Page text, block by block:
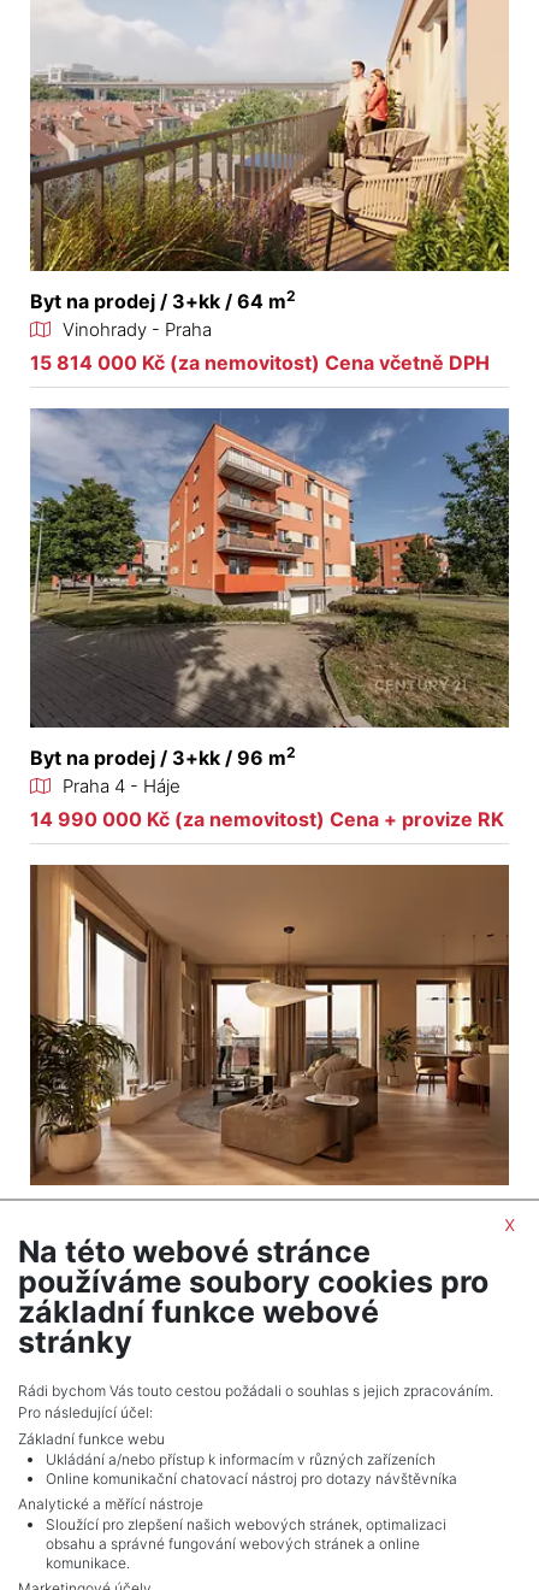
Byt na prodej / 3+kk / 64 m2
Vinohrady - Praha
15 814 000 Kč (za nemovitost) Cena včetně DPH
Byt na prodej / 3+kk / 96 m2
Praha 4 - Háje
14 990 000 Kč (za nemovitost) Cena + provize RK
Praha 10 - Vršovice
12 546 000 Kč (za nemovitost) Cena včetně DPH
Celkem74inzerátů.
x
Na této webové stránce
používáme soubory cookies pro
základní funkce webové
stránky
Rádi bychom Vás touto cestou požádali o souhlas s jejich zpracováním.
Pro následující účel:
Základní funkce webu
Ukládání a/nebo přístup k informacím v různých zařízeních
Online komunikační chatovací nástroj pro dotazy návštěvníka
Analytické a měřící nástroje
Sloužící pro zlepšení našich webových stránek, optimalizaci
obsahu a správné fungování webových stránek a online
komunikace.